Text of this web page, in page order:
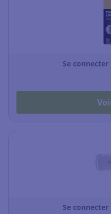
Se
Se